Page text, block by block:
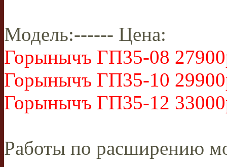
Модель:------ Цена:
Горынычъ ГП35-08
Горынычъ ГП35-10
Горынычъ ГП35-12
Работы по расширению